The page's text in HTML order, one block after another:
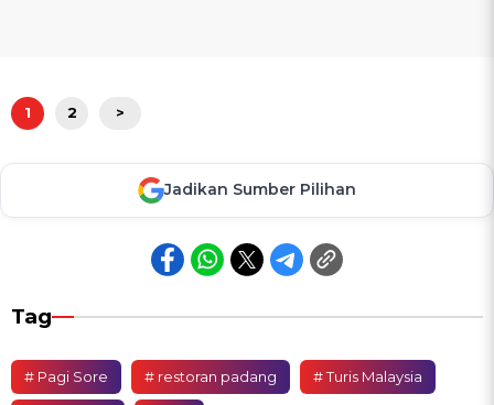
1 2 >
Jadikan Sumber Pilihan
Tag
# Pagi Sore # restoran padang # Turis Malaysia